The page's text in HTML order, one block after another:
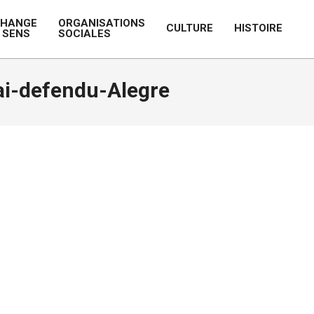
SENS
ORGANISATIONS
SOCIALES
CULTURE HISTOIRE
defendu-Alegre